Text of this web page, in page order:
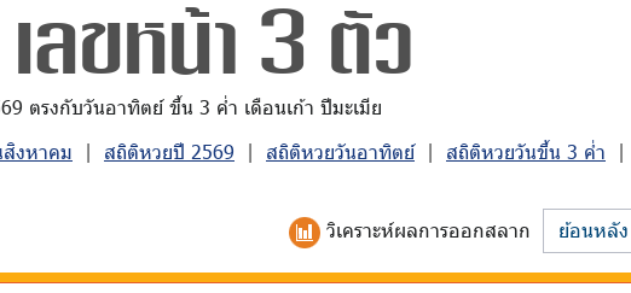
ลขหน้า 3 ตัว
ตรงกับวันอาทิตย์ ขึ้น 3 ค่ำ เดือนเก้า ปีมะเมีย
งหาคม | สถิติหวยปี 2569 | สถิติหวยวันอาทิตย์| สถิติหวยวันขึ้น 3 ค่ำ |
วิเคราะห์ผลการออกสลาก